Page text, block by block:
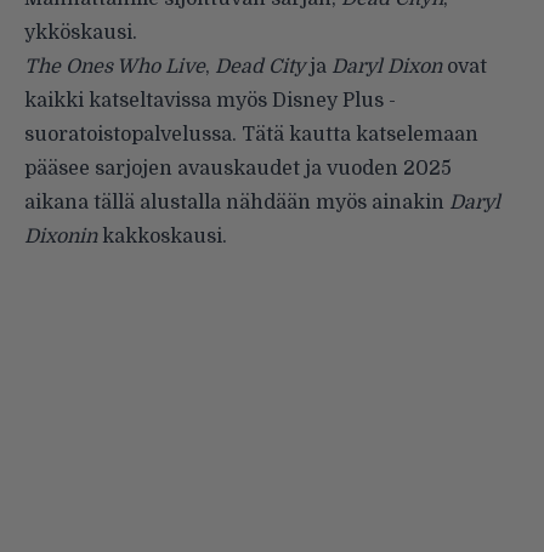
ykköskausi.
The Ones Who Live, Dead Cityja Daryl Dixonovat
kaikki katseltavissa myös Disney Plus -
suoratoistopalvelussa. Tätä kautta katselemaan
pääsee sarjojen avauskaudet ja vuoden 2025
aikana tällä alustalla nähdään myös ainakin Daryl
Dixoninkakkoskausi.